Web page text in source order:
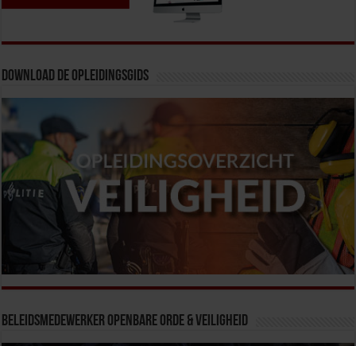
Download de opleidingsgids
Beleidsmedewerker Openbare Orde & Veiligheid